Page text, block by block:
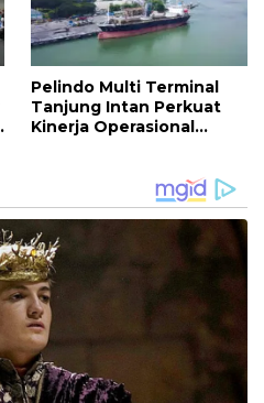
Pelindo Multi Terminal
Tanjung Intan Perkuat
Kinerja Operasional